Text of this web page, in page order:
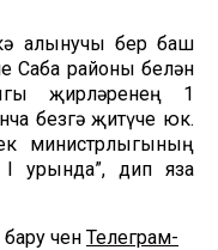
алынучы бер баш
Саба районы белән
җирләренең 1
безгә җитүче юк.
министрлыгының
урында”, дип яза
өчен Телеграм-